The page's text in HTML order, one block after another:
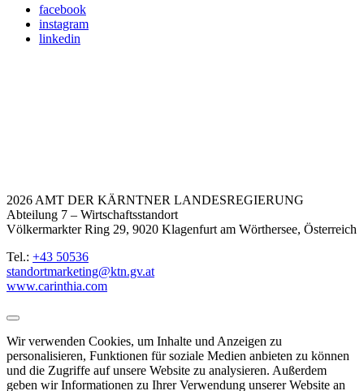
facebook
instagram
linkedin
2026 AMT DER KÄRNTNER LANDESREGIERUNG
Abteilung 7 – Wirtschaftsstandort
Völkermarkter Ring 29, 9020 Klagenfurt am Wörthersee, Österreich
Tel.: +43 50536
standortmarketing@ktn.gv.at
www.carinthia.com
Wir verwenden Cookies, um Inhalte und Anzeigen zu
personalisieren, Funktionen für soziale Medien anbieten zu können
und die Zugriffe auf unsere Website zu analysieren. Außerdem
geben wir Informationen zu Ihrer Verwendung unserer Website an